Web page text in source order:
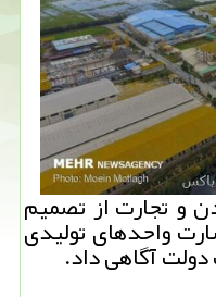
و تجارت از تصمیم
واحدهای تولیدی
آگاهی داد.